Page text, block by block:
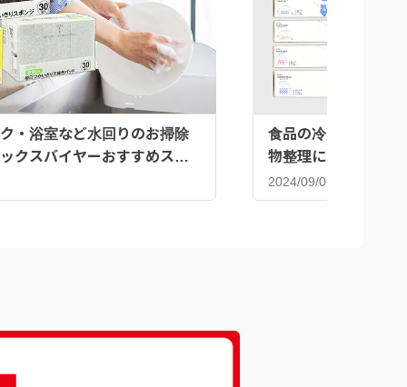
・浴室など水回りのお掃除
クスバイヤーおすすめスポ
食品の冷凍だけじゃ
物整理にも♪ジッパ